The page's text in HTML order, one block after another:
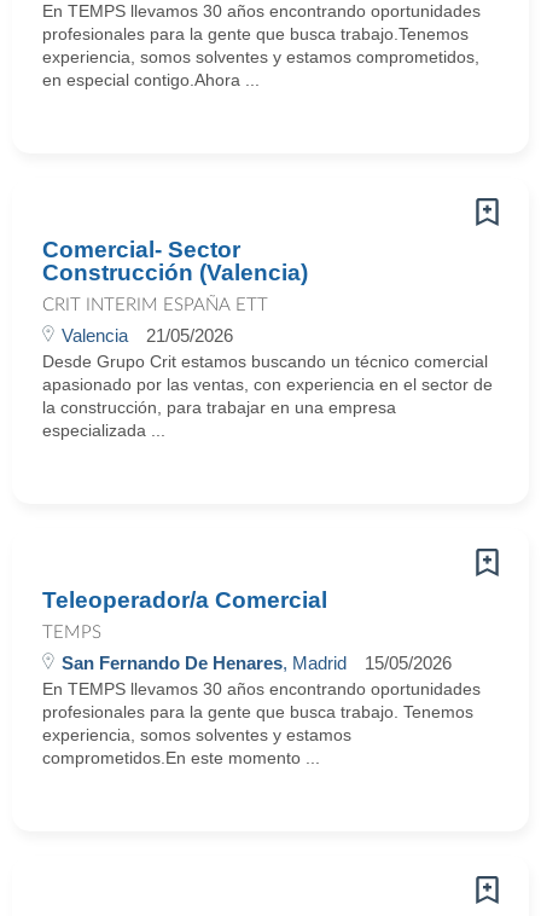
En TEMPS llevamos 30 años encontrando oportunidades
profesionales para la gente que busca trabajo.Tenemos
experiencia, somos solventes y estamos comprometidos,
en especial contigo.Ahora ...
Comercial- Sector
Construcción (Valencia)
CRIT INTERIM ESPAÑA ETT
Valencia 21/05/2026
Desde Grupo Crit estamos buscando un técnico comercial
apasionado por las ventas, con experiencia en el sector de
la construcción, para trabajar en una empresa
especializada ...
Teleoperador/a Comercial
TEMPS
San Fernando De Henares, Madrid 15/05/2026
En TEMPS llevamos 30 años encontrando oportunidades
profesionales para la gente que busca trabajo. Tenemos
experiencia, somos solventes y estamos
comprometidos.En este momento ...